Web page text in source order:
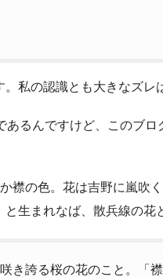
私の認識とも大きなズレ
あるんですけど、このブ
襟の色。花は吉野に嵐吹く
と生まれなば、散兵線の花
き誇る桜の花のこと。「